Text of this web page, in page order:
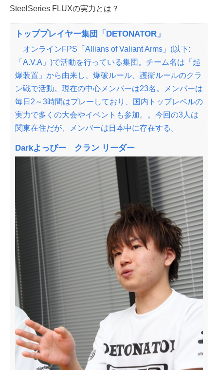
SteelSeries FLUXの実力とは？
トッププレイヤー集団「DETONATOR」
オンラインFPS「Allians of Valiant Arms」(以下:
「A.V.A」)で活動を行っている集団。チーム名は「起
爆装置」から由来し、爆破ルール、護衛ルールのクラ
ン戦で活動。現在の中心メンバーは23名。メンバーは
毎日2～3時間はプレーしており、国内トップレベルの
実力で多くの大会やイベントも参加。。今回の3人は
関東在住だが、メンバーは日本中に存在する。
Darkよっぴー クラン リーダー